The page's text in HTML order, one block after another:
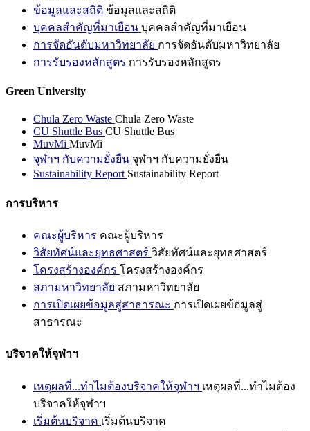
ข้อมูลและสถิติ ข้อมูลและสถิติ
บุคคลสำคัญที่มาเยือน บุคคลสำคัญที่มาเยือน
การจัดอันดับมหาวิทยาลัย การจัดอันดับมหาวิทยาลัย
การรับรองหลักสูตร การรับรองหลักสูตร
Green University
Chula Zero Waste Chula Zero Waste
CU Shuttle Bus CU Shuttle Bus
MuvMi MuvMi
จุฬาฯ กับความยั่งยืน จุฬาฯ กับความยั่งยืน
Sustainability Report Sustainability Report
การบริหาร
คณะผู้บริหาร คณะผู้บริหาร
วิสัยทัศน์และยุทธศาสตร์ วิสัยทัศน์และยุทธศาสตร์
โครงสร้างองค์กร โครงสร้างองค์กร
สภามหาวิทยาลัย สภามหาวิทยาลัย
การเปิดเผยข้อมูลสู่สาธารณะ การเปิดเผยข้อมูลสู่
สาธารณะ
บริจาคให้จุฬาฯ
เหตุผลที่...ทำไมต้องบริจาคให้จุฬาฯ เหตุผลที่...ทำไมต้อง
บริจาคให้จุฬาฯ
เริ่มต้นบริจาค เริ่มต้นบริจาค